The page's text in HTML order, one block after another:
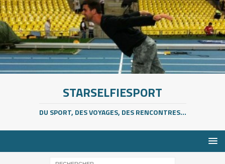
STARSELFIESPORT
DU SPORT, DES VOYAGES, DES RENCONTRES...